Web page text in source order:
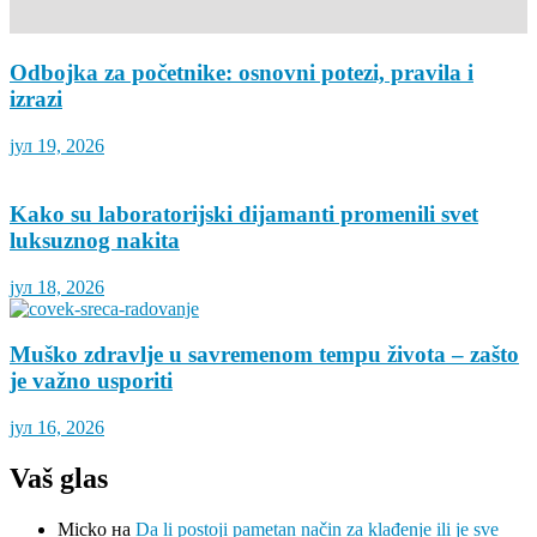
Odbojka za početnike: osnovni potezi, pravila i
izrazi
јул 19, 2026
Kako su laboratorijski dijamanti promenili svet
luksuznog nakita
јул 18, 2026
Muško zdravlje u savremenom tempu života – zašto
je važno usporiti
јул 16, 2026
Vaš glas
Micko на Da li postoji pametan način za klađenje ili je sve